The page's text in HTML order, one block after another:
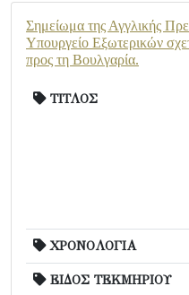
Σημείωμα της Αγγλικής
Υπουργείο Εξωτερικών
προς τη Βουλγαρία.
ΤΙΤΛΟΣ
ΧΡΟΝΟΛΟΓΙΑ
ΕΙΔΟΣ ΤΕΚΜΗΡΙΟΥ